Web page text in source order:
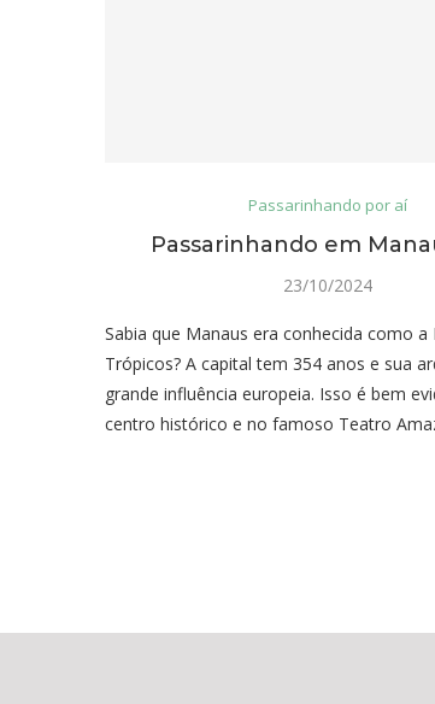
Passarinhando por aí
Passarinhando em
23/10/2024
Sabia que Manaus era conhecida como a
Trópicos? A capital tem 354 anos e sua
grande influência europeia. Isso é bem
centro histórico e no famoso Teatro